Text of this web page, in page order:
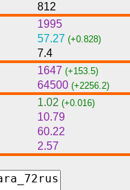
812
1995
57.27 (+0.828)
7.4
1647 (+153.5)
64500 (+2256.2)
1.02 (+0.016)
10.79
60.22
2.57